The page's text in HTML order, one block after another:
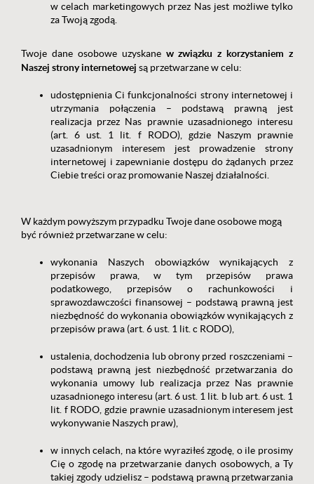
w celach marketingowych przez Nas jest możliwe tylko
za Twoją zgodą.
Twoje dane osobowe uzyskane w związku z korzystaniem z
Naszej strony internetowej są przetwarzane w celu:
udostępnienia Ci funkcjonalności strony internetowej i
utrzymania połączenia – podstawą prawną jest
realizacja przez Nas prawnie uzasadnionego interesu
(art. 6 ust. 1 lit. f RODO), gdzie Naszym prawnie
uzasadnionym interesem jest prowadzenie strony
internetowej i zapewnianie dostępu do żądanych przez
Ciebie treści oraz promowanie Naszej działalności.
W każdym powyższym przypadku Twoje dane osobowe mogą
być również przetwarzane w celu:
wykonania Naszych obowiązków wynikających z
przepisów prawa, w tym przepisów prawa
podatkowego, przepisów o rachunkowości i
sprawozdawczości finansowej – podstawą prawną jest
niezbędność do wykonania obowiązków wynikających z
przepisów prawa (art. 6 ust. 1 lit. c RODO),
ustalenia, dochodzenia lub obrony przed roszczeniami –
podstawą prawną jest niezbędność przetwarzania do
wykonania umowy lub realizacja przez Nas prawnie
uzasadnionego interesu (art. 6 ust. 1 lit. b lub art. 6 ust. 1
lit. f RODO, gdzie prawnie uzasadnionym interesem jest
wykonywanie Naszych praw),
w innych celach, na które wyraziłeś zgodę, o ile prosimy
Cię o zgodę na przetwarzanie danych osobowych, a Ty
takiej zgody udzielisz – podstawą prawną przetwarzania